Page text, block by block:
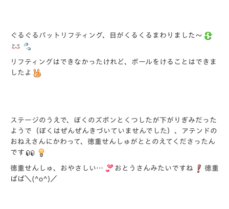
ぐるぐるバットリフティング、目がくるくるまわりました～
リフティングはできなかったけれど、ボールをけることはできま
したよ
ステージのうえで、ぼくのズボンとくつしたが下がりぎみだった
ようで（ぼくはぜんぜんきづいていませんでした）、アテンドの
おねえさんにかわって、徳重せんしゅがととのえてくださったん
です
徳重せんしゅ、おやさしい… おとうさんみたいですね
徳重
ぱぱ＼(^o^)／